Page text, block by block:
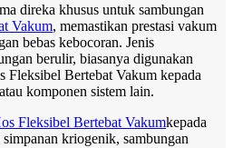
direka khusus untuk sambungan
Vakum, memastikan prestasi vakum
bebas kebocoran. Jenis
berulir, biasanya digunakan
Fleksibel Bertebat Vakum kepada
komponen sistem lain.
Fleksibel Bertebat Vakumkepada
kriogenik, sambungan